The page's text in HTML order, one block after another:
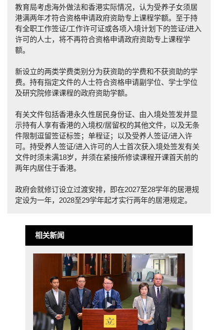
教育局考虑海外做法和香港实际情况，认为受养子女须居
港满两年才符合资格申请政府资助专上课程学额。至于持
有全职工作签证/工作许可证或各项入境计划下的签证/进入
许可的人士，将不再符合资格申请政府资助专上课程学
额。
新设立的两类学费类别分为获资助的学费和不获资助的学
费。持有指定文件的人士符合资格申请副学位、学士学位
及研究院修课课程的政府资助学额。
有关文件包括香港永久性居民身份证、由入境处签发并显
示持有人享有香港的入境权/居留权的其他文件，以及无条
件限制逗留签证标签；单程证；以及受养人签证/进入许
可。持受养人签证/进入许可的人士首次获入境处签发有关
文件时须未满18岁，并须在紧接所修读课程开课首天前的
两年内居住于香港。
政府会就修订设立过渡安排，即在2027至28学年的居港规
定设为一年，2028至29学年起才实行两年的居港规定。
相关新闻